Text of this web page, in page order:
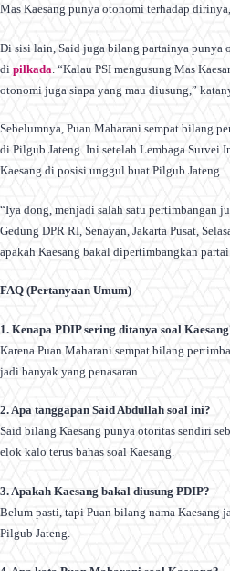
Mas Kaesang punya otonomi terhadap
Di sisi lain, Said juga bilang partainya punya
di pilkada . “Kalau PSI mengusung Mas
otonomi juga siapa yang mau diusung,”
Sebelumnya, Puan Maharani sempat bilang
di Pilgub Jateng. Ini setelah Lembaga Survei
Kaesang di posisi unggul buat Pilgub Jateng.
“Iya dong, menjadi salah satu pertimbangan
Gedung DPR RI, Senayan, Jakarta Pusat,
apakah Kaesang bakal dipertimbangkan partai.
FAQ (Pertanyaan Umum)
1. Kenapa PDIP sering ditanya soal
Karena Puan Maharani sempat bilang
jadi banyak yang penasaran.
2. Apa tanggapan Said Abdullah soal ini?
Said bilang Kaesang punya otoritas sendiri
elok kalo terus bahas soal Kaesang.
3. Apakah Kaesang bakal diusung PDIP?
Belum pasti, tapi Puan bilang nama Kaesang
Pilgub Jateng.